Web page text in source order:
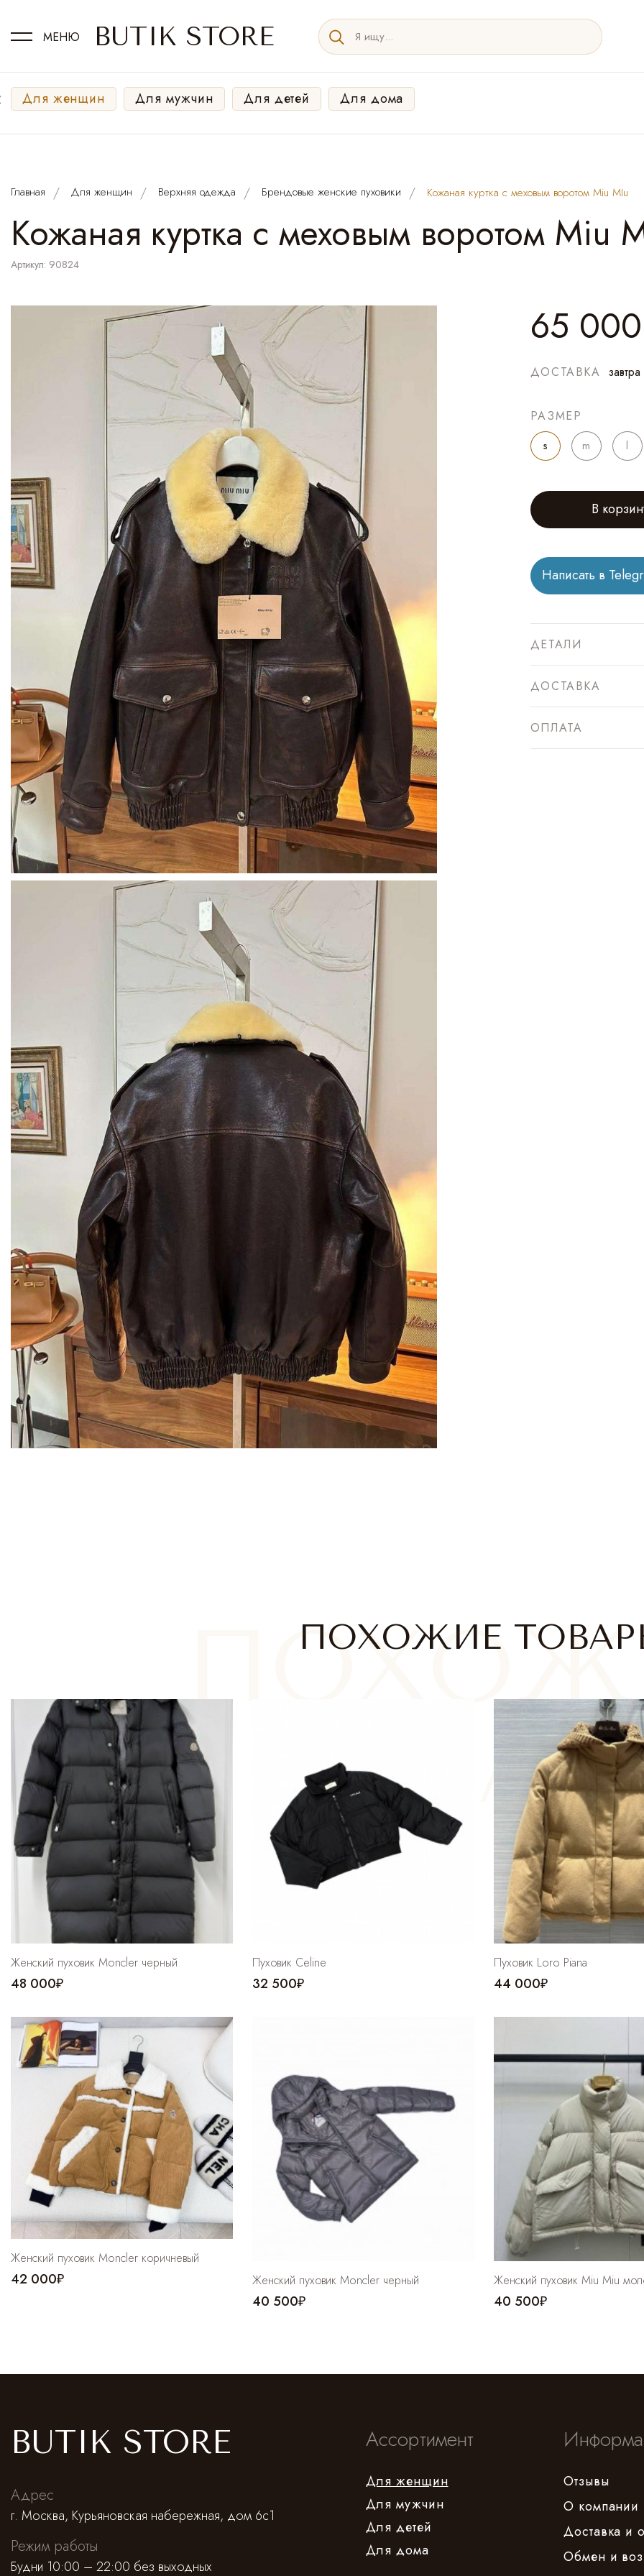
МЕНЮ BUTIK STORE
Для женщин Для мужчин Для детей Для дома
Главная Для женщин Верхняя одежда Брендовые женские пуховики Кожаная куртка с меховым воротом Miu MIu
Кожаная куртка с меховым воротом Miu
Артикул: 90824
65 000
ДОСТАВКА завтра
РАЗМЕР
s m l
В
Написать в
ДЕТАЛИ
ДОСТАВКА
ОПЛАТА
ПОХОЖИЕ
Женский пуховик Moncler черный
48 000₽
Пуховик Celine
32 500₽
Пуховик Loro Piana
44 000₽
Женский пуховик Moncler коричневый
42 000₽ Женский пуховик Moncler черный
40 500₽
Женский пуховик Miu Miu
40 500₽
BUTIK STORE
Адрес
г. Москва, Курьяновская набережная, дом 6с1
Режим работы
Будни 10:00 – 22:00 без выходных
Ассортимент
Для женщин
Для мужчин
Для детей
Для дома
Отзывы
О компании
Доставка и
Обмен и